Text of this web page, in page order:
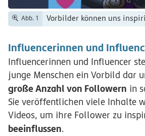
Abb. 1 Vorbilder können uns
Influencerinnen und
Influencerinnen und Influencer
junge Menschen ein Vorbild dar
große Anzahl von Followern in
Sie veröffentlichen viele Inhalte
Videos, um ihre Follower zu
beeinflussen.